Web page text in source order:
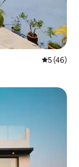
Vlerësimi
5 (46)